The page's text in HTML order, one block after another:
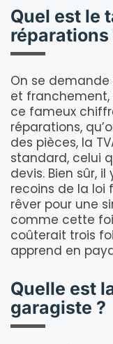
Quel est le
réparations
On se
et franchement,
ce fameux
réparations,
des pièces, la
standard, celui
devis. Bien sûr,
recoins de la loi
rêver pour une
comme cette
coûterait trois
apprend en
Quelle est
garagiste ?